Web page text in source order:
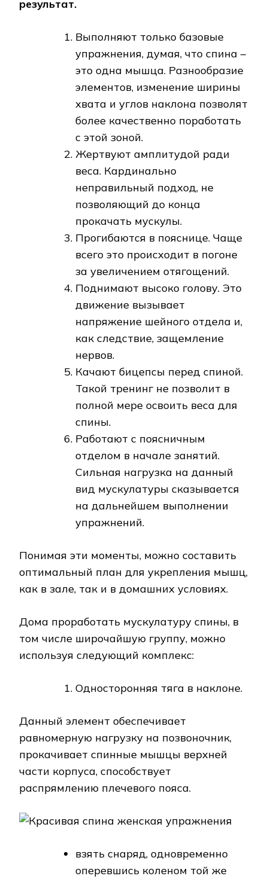
результат.
Выполняют только базовые
упражнения, думая, что спина –
это одна мышца. Разнообразие
элементов, изменение ширины
хвата и углов наклона позволят
более качественно поработать
с этой зоной.
Жертвуют амплитудой ради
веса. Кардинально
неправильный подход, не
позволяющий до конца
прокачать мускулы.
Прогибаются в пояснице. Чаще
всего это происходит в погоне
за увеличением отягощений.
Поднимают высоко голову. Это
движение вызывает
напряжение шейного отдела и,
как следствие, защемление
нервов.
Качают бицепсы перед спиной.
Такой тренинг не позволит в
полной мере освоить веса для
спины.
Работают с поясничным
отделом в начале занятий.
Сильная нагрузка на данный
вид мускулатуры сказывается
на дальнейшем выполнении
упражнений.
Понимая эти моменты, можно составить
оптимальный план для укрепления мышц,
как в зале, так и в домашних условиях.
Дома проработать мускулатуру спины, в
том числе широчайшую группу, можно
используя следующий комплекс:
Односторонняя тяга в наклоне.
Данный элемент обеспечивает
равномерную нагрузку на позвоночник,
прокачивает спинные мышцы верхней
части корпуса, способствует
распрямлению плечевого пояса.
взять снаряд, одновременно
оперевшись коленом той же